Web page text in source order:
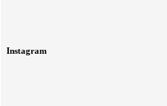
Instagram